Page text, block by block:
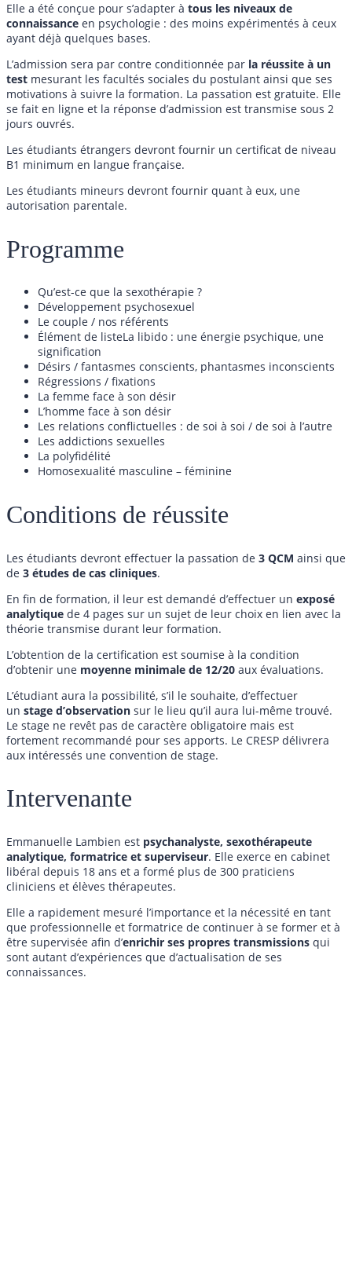
Elle a été conçue pour s’adapter à tous les niveaux de
connaissance en psychologie : des moins expérimentés à ceux
ayant déjà quelques bases.
L’admission sera par contre conditionnée par la réussite à un
test mesurant les facultés sociales du postulant ainsi que ses
motivations à suivre la formation. La passation est gratuite. Elle
se fait en ligne et la réponse d’admission est transmise sous 2
jours ouvrés.
Les étudiants étrangers devront fournir un certificat de niveau
B1 minimum en langue française.
Les étudiants mineurs devront fournir quant à eux, une
autorisation parentale.
Programme
Qu’est-ce que la sexothérapie ?
Développement psychosexuel
Le couple / nos référents
Élément de listeLa libido : une énergie psychique, une
signification
Désirs / fantasmes conscients, phantasmes inconscients
Régressions / fixations
La femme face à son désir
L’homme face à son désir
Les relations conflictuelles : de soi à soi / de soi à l’autre
Les addictions sexuelles
La polyfidélité
Homosexualité masculine – féminine
Conditions de réussite
Les étudiants devront effectuer la passation de 3 QCM ainsi que
de 3 études de cas cliniques.
En fin de formation, il leur est demandé d’effectuer un exposé
analytique de 4 pages sur un sujet de leur choix en lien avec la
théorie transmise durant leur formation.
L’obtention de la certification est soumise à la condition
d’obtenir une moyenne minimale de 12/20 aux évaluations.
L’étudiant aura la possibilité, s’il le souhaite, d’effectuer
un stage d’observation sur le lieu qu’il aura lui-même trouvé.
Le stage ne revêt pas de caractère obligatoire mais est
fortement recommandé pour ses apports. Le CRESP délivrera
aux intéressés une convention de stage.
Intervenante
Emmanuelle Lambien est psychanalyste, sexothérapeute
analytique, formatrice et superviseur. Elle exerce en cabinet
libéral depuis 18 ans et a formé plus de 300 praticiens
cliniciens et élèves thérapeutes.
Elle a rapidement mesuré l’importance et la nécessité en tant
que professionnelle et formatrice de continuer à se former et à
être supervisée afin d’enrichir ses propres transmissions qui
sont autant d’expériences que d’actualisation de ses
connaissances.